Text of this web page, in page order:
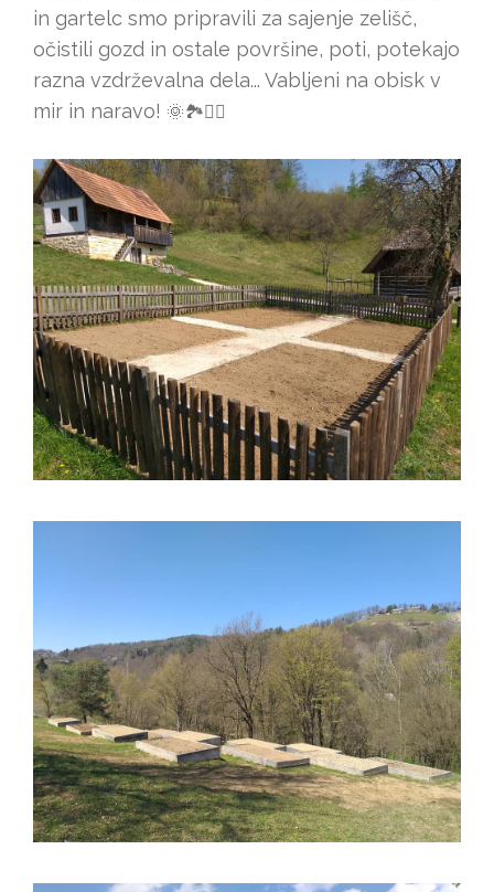
in gartelc smo pripravili za sajenje zelišč,
očistili gozd in ostale površine, poti, potekajo
razna vzdrževalna dela... Vabljeni na obisk v
mir in naravo! 🌞🏞🏃‍♂️